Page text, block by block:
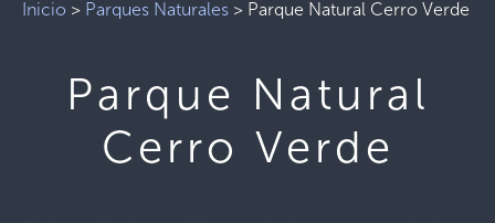
Inicio > Parques Naturales > Parque Natural Cerro Verde
Parque Natural
Cerro Verde